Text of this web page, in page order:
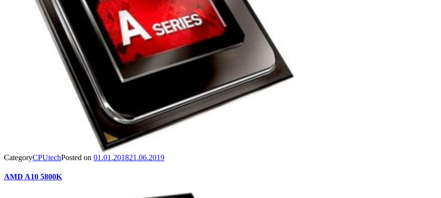
CategoryCPUtechPosted on 01.01.201821.06.2019
AMD A10 5800K